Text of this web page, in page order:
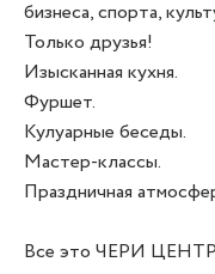
бизнеса, спорта,
Только друзья!
Изысканная кухня.
Фуршет.
Кулуарные беседы.
Мастер-классы.
Праздничная
Все это ЧЕРИ